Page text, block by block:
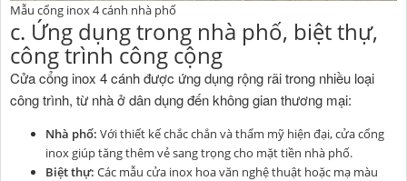
Mẫu cổng inox 4 cánh nhà phố
c. Ứng dụng trong nhà phố, biệt thự,
công trình công cộng
Cửa cổng inox 4 cánh được ứng dụng rộng rãi trong nhiều loại
công trình, từ nhà ở dân dụng đến không gian thương mại:
Nhà phố: Với thiết kế chắc chắn và thẩm mỹ hiện đại, cửa cổng
inox giúp tăng thêm vẻ sang trọng cho mặt tiền nhà phố.
Biệt thự: Các mẫu cửa inox hoa văn nghệ thuật hoặc mạ màu